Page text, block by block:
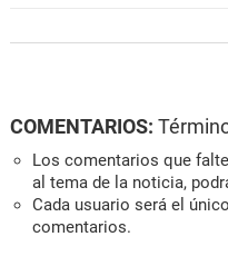
COMENTARIOS:
Los comentarios que
al tema de la noticia,
Cada usuario será el
comentarios.